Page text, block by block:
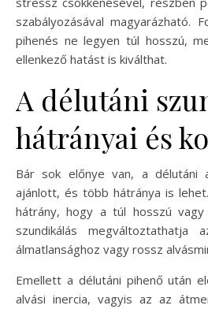
szabályozásával magyarázható.
pihenés ne legyen túl hosszú,
ellenkező hatást is kiválthat.
A délutáni
hátrányai és
Bár sok előnye van, a délutáni
ajánlott, és több hátránya is
hátrány, hogy a túl hosszú vagy
szundikálás
álmatlansághoz vagy rossz
Emellett a délutáni pihenő után
alvási inercia, vagyis az az